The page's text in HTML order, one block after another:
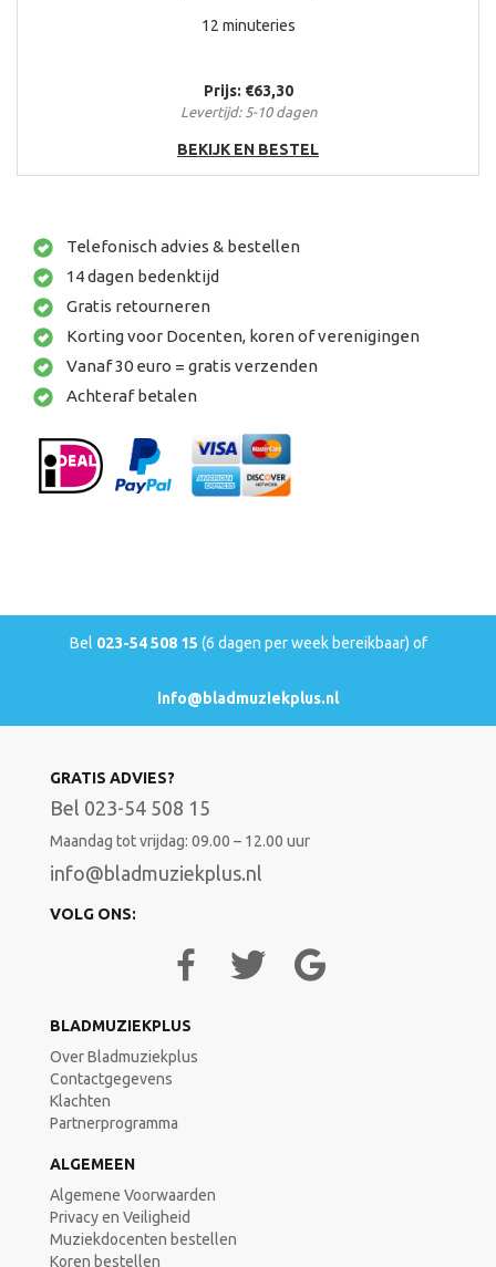
12 minuteries
Prijs: €63,30
Levertijd: 5-10 dagen
BEKIJK EN BESTEL
Telefonisch advies & bestellen
14 dagen bedenktijd
Gratis retourneren
Korting voor Docenten, koren of verenigingen
Vanaf 30 euro = gratis verzenden
Achteraf betalen
Bel 023-54 508 15 (6 dagen per week bereikbaar) of
info@bladmuziekplus.nl
GRATIS ADVIES?
Bel 023-54 508 15
Maandag tot vrijdag: 09.00 – 12.00 uur
info@bladmuziekplus.nl
VOLG ONS:
BLADMUZIEKPLUS
Over Bladmuziekplus
Contactgegevens
Klachten
Partnerprogramma
ALGEMEEN
Algemene Voorwaarden
Privacy en Veiligheid
Muziekdocenten bestellen
Koren bestellen